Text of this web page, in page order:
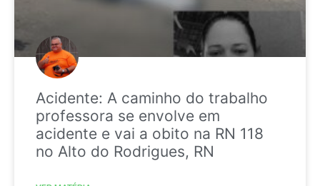
Acidente: A caminho do trabalho
professora se envolve em
acidente e vai a obito na RN 118
no Alto do Rodrigues, RN